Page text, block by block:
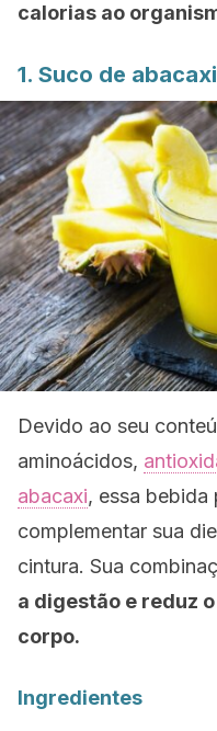
calorias ao
1. Suco de
Devido ao seu
aminoácidos,
abacaxi, essa bebida
complementar sua
cintura. Sua
a digestão e reduz
corpo.
Ingredientes